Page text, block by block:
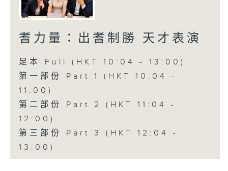
耆力量：出耆制勝 天才表演
足本 Full (HKT 10:04 - 13:00)
第一部份 Part 1 (HKT 10:04 -
11:00)
第二部份 Part 2 (HKT 11:04 -
12:00)
第三部份 Part 3 (HKT 12:04 -
13:00)